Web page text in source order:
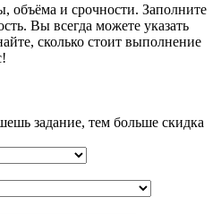
объёма и срочности. Заполните
Вы всегда можете указать
сколько стоит выполнение
задание, тем больше скидка